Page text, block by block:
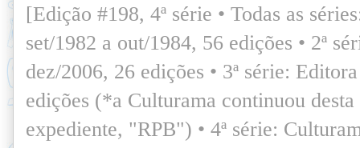
[Edição #198, 4ª série • Todas as
set/1982 a out/1984, 56 edições • 2ª
dez/2006, 26 edições • 3ª série:
edições (*a Culturama continuou
expediente, "RPB") • 4ª série: